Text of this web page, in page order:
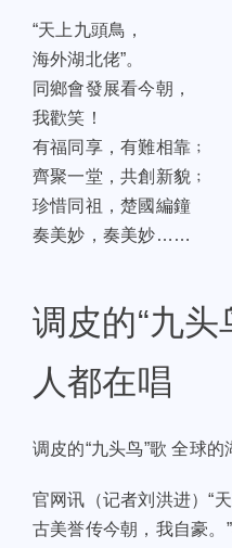
“天上九頭鳥，
海外湖北佬”。
同鄉會發展看今朝，
我歡笑！
有福同享，有難相靠﹔
齊聚一堂，共創新貌﹔
珍惜同祖，楚國編鐘
奏美妙，奏美妙……
调皮的“九头
人都在唱
调皮的“九头鸟”歌 全球
官网讯（记者刘洪进）“
古美誉传今朝，我自豪。